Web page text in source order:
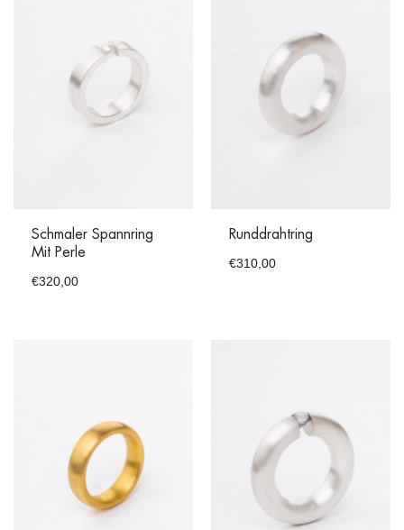
Schmaler Spannring
Mit Perle
€320,00
Runddrahtring
€310,00